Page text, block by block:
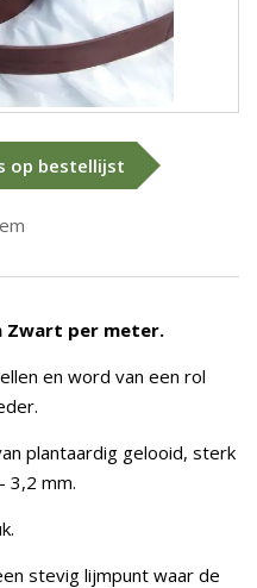
op bestellijst
Zwart per meter.
en word van een rol
plantaardig gelooid, sterk
3,2 mm.
stevig lijmpunt waar de